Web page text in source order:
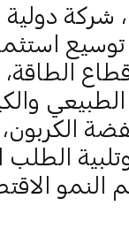
دولية
توسيع
الطاقة،
الطلب
النمو